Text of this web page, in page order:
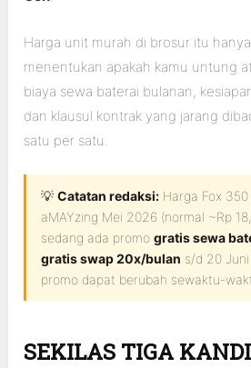
Harga unit murah di brosur itu
menentukan apakah kamu untung
biaya sewa baterai bulanan,
dan klausul kontrak yang jarang
satu per satu.
💡Catatan redaksi: Harga Fox
aMAYzing Mei 2026 (normal ~Rp
sedang ada promogratis sewa
gratis swap 20x/bulan s/d 20
promo dapat berubah sewaktu-
SEKILAS TIGA